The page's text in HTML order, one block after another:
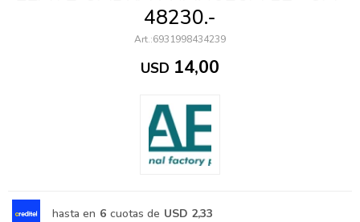
48230.-
6931998434239
USD 14,00
hasta en 6 cuotas de USD 2,33